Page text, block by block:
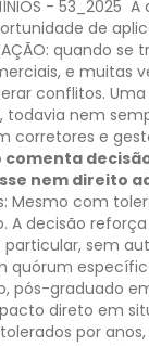
- 53_2025 A
de
quando
e muitas
conflitos.
nem
corretores e
comenta
nem direito
com
A decisão
sem
pós-graduado
direto em
por